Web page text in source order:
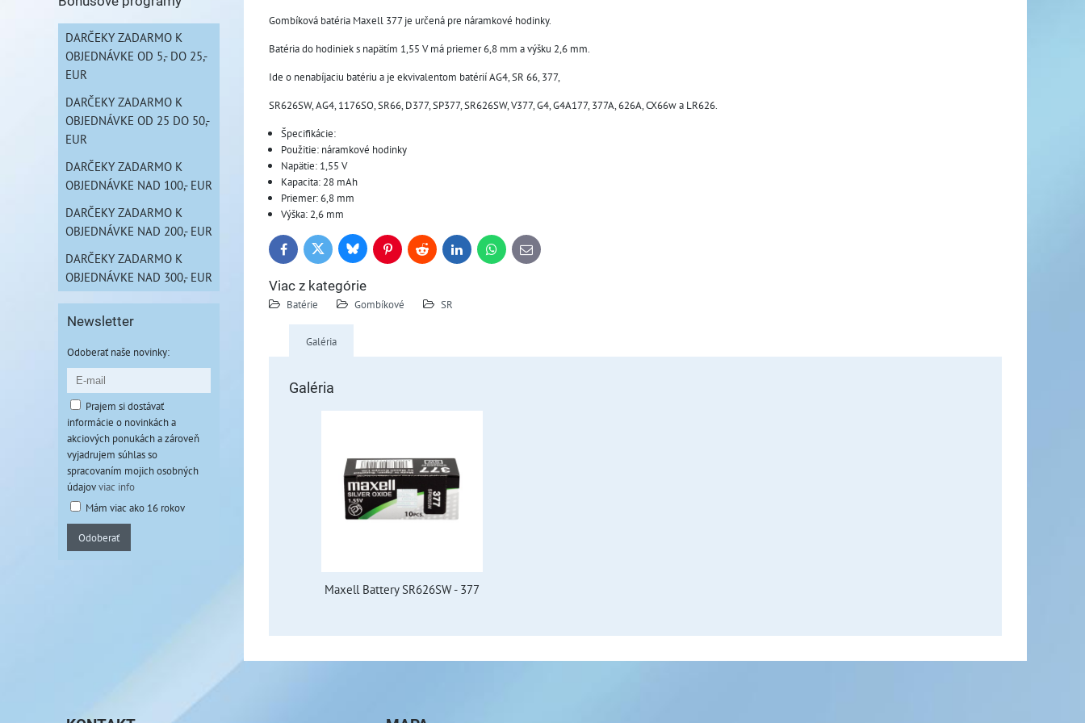
Gombíková batéria Maxell 377 je určená pre náramkové hodinky.
Batéria do hodiniek s napätím 1,55 V má priemer 6,8 mm a výšku 2,6 mm.
Ide o nenabíjaciu batériu a je ekvivalentom batérií AG4, SR 66, 377,
SR626SW, AG4, 1176SO, SR66, D377, SP377, SR626SW, V377, G4, G4A177, 377A, 626A, CX66w a LR626.
Špecifikácie:
Použitie: náramkové hodinky
Napätie: 1,55 V
Kapacita: 28 mAh
Priemer: 6,8 mm
Výška: 2,6 mm
FacebookTwitter BlueskyPinterestReddit LinkedInWhatsApp
E-
mail
Viac z kategórie
Batérie Gombíkové SR
Galéria
Galéria
Maxell Battery SR626SW - 377
DARČEKY ZADARMO K
OBJEDNÁVKE OD 5,- DO 25,-
EUR
DARČEKY ZADARMO K
OBJEDNÁVKE OD 25 DO 50,-
EUR
DARČEKY ZADARMO K
OBJEDNÁVKE NAD 100,- EUR
DARČEKY ZADARMO K
OBJEDNÁVKE NAD 200,- EUR
DARČEKY ZADARMO K
OBJEDNÁVKE NAD 300,- EUR
Newsletter
Odoberať naše novinky:
Prajem si dostávať
informácie o novinkách a
akciových ponukách a zároveň
vyjadrujem súhlas so
spracovaním mojich osobných
údajovviac info
Mám viac ako 16 rokov
Odoberať